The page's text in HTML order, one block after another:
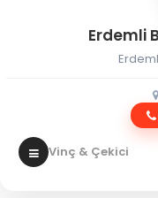
Erdemli
Vinç & Çekici